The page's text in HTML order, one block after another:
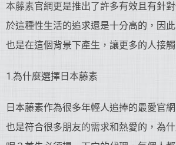
本藤素官網更是推出了許多有效且有針
於這種性生活的追求還是十分高的，因此
也是在這個背景下產生，讓更多的人接
1.為什麼選擇日本藤素
日本藤素作為很多年輕人追捧的最愛官
也是符合很多朋友的需求和熱愛的，為